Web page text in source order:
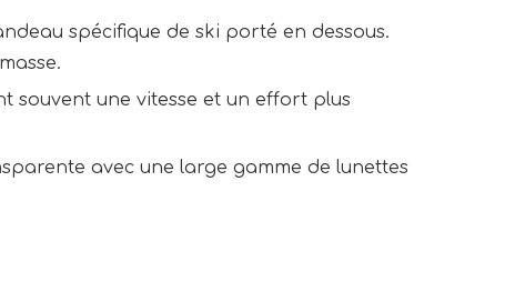
spécifique de ski porté en dessous.
souvent une vitesse et un effort plus
avec une large gamme de lunettes